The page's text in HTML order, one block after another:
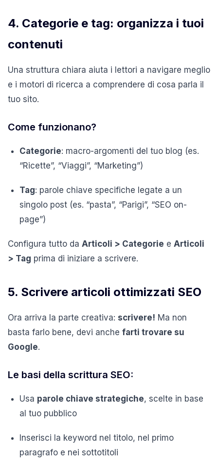
4. Categorie e tag: organizza i tuoi
contenuti
Una struttura chiara aiuta i lettori a navigare meglio
e i motori di ricerca a comprendere di cosa parla il
tuo sito.
Come funzionano?
Categorie: macro-argomenti del tuo blog (es.
“Ricette”, “Viaggi”, “Marketing”)
Tag: parole chiave specifiche legate a un
singolo post (es. “pasta”, “Parigi”, “SEO on-
page”)
Configura tutto da Articoli > Categorie e Articoli
> Tag prima di iniziare a scrivere.
5. Scrivere articoli ottimizzati SEO
Ora arriva la parte creativa: scrivere! Ma non
basta farlo bene, devi anche farti trovare su
Google.
Le basi della scrittura SEO:
Usa parole chiave strategiche, scelte in base
al tuo pubblico
Inserisci la keyword nel titolo, nel primo
paragrafo e nei sottotitoli